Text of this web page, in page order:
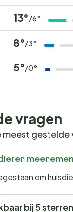
13° /6°
8° /3°
5° /0°
vragen
om
bij 5